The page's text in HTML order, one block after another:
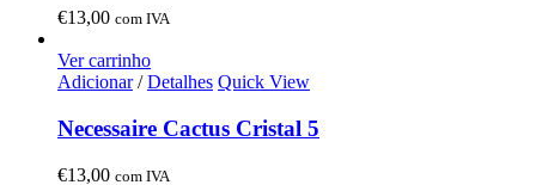
€13,00 com IVA
Ver carrinho
Adicionar/ Detalhes Quick View
Necessaire Cactus Cristal 5
€13,00 com IVA